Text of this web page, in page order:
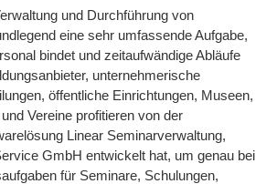
und Durchführung von
eine sehr umfassende Aufgabe,
bindet und zeitaufwändige Abläufe
unternehmerische
öffentliche Einrichtungen, Museen,
Vereine profitieren von der
Linear Seminarverwaltung,
GmbH entwickelt hat, um genau bei
für Seminare, Schulungen,